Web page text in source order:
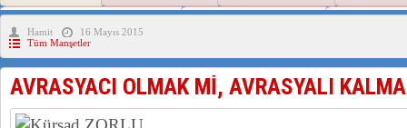
DİYANET AKADEMİSİ BAŞKANI DOÇ.DR.KAAN : DOĞU
150 YILDIR KAYNAYAN YARAMIZ : ÇİN İŞGALİNDEKİ
ÇİN’İN UYGUR POLİTİKALARINI ÖVEN DİYANET
Uygurlarda Düğün ve Cenaze
Hamit
16 Mayıs 2015
Tüm Manşetler
AVRASYACI OLMAK Mİ, AVRASYALI